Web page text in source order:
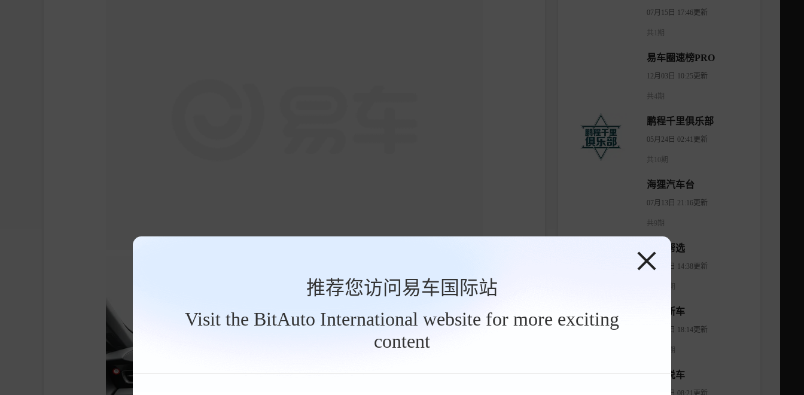
推荐您访问易车国际站
Visit the BitAuto International website for more exciting
content
07月15日 17:46更新
共1期
易车圈速榜PRO
12月03日 10:25更新
共4期
鹏程千里俱乐部
05月24日 02:41更新
共10期
海狸汽车台
07月13日 21:16更新
共9期
有车帮选
04月11日 14:38更新
共1474期
智看新车
08月07日 18:14更新
共1176期
大斌说车
08月06日 08:21更新